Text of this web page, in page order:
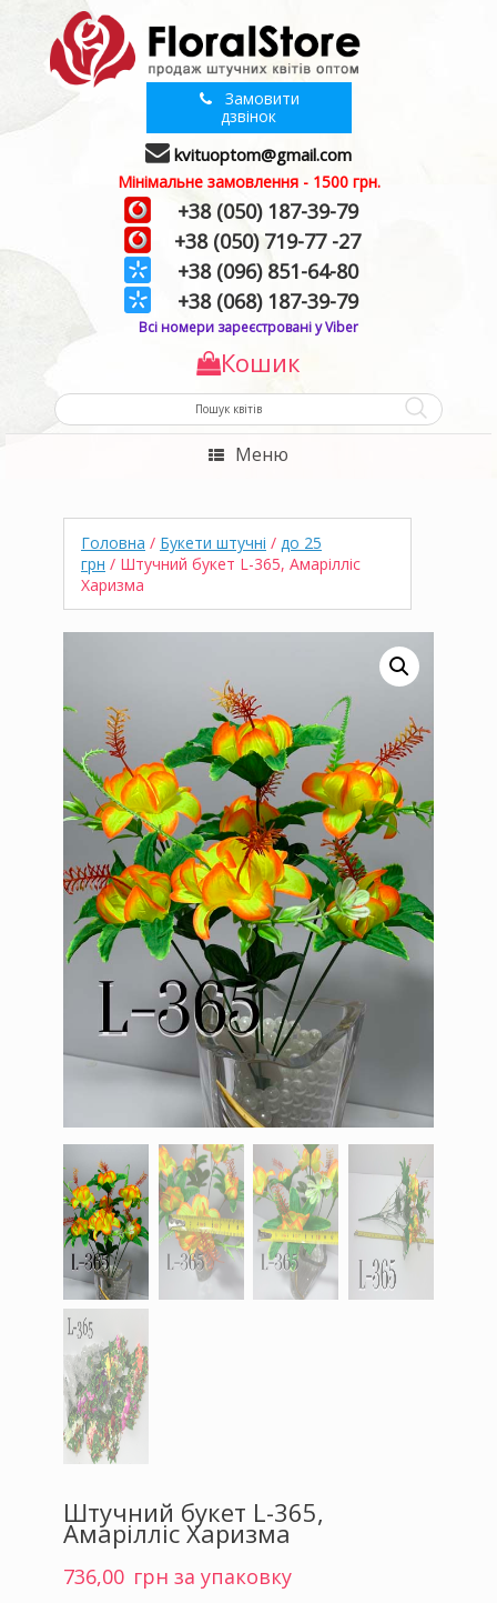
Замовити
дзвінок
kvituoptom@gmail.com
Мінімальне замовлення - 1500 грн.
+38 (050) 187-39-79
+38 (050) 719-77 -27
+38 (096) 851-64-80
+38 (068) 187-39-79
Всі номери зареєстровані у Viber
Кошик
Меню
Головна / Букети штучні / до 25
грн / Штучний букет L-365, Амарілліс
Харизма
Штучний букет L-365,
Амарілліс Харизма
736,00 грн за упаковку